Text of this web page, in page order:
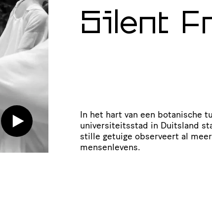
Silent
In het hart van een botanische
universiteitsstad in Duitsland
stille getuige observeert al
mensenlevens.